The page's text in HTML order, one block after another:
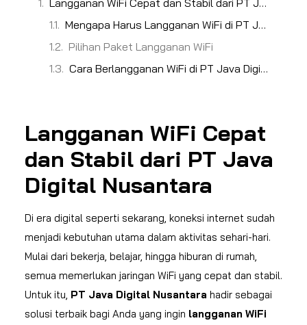
Mengapa Harus Langganan WiFi di PT Java Digital Nusantara?
Pilihan Paket Langganan WiFi
Cara Berlangganan WiFi di PT Java Digital Nusantara
Langganan WiFi Cepat
dan Stabil dari PT Java
Digital Nusantara
Di era digital seperti sekarang, koneksi internet sudah
menjadi kebutuhan utama dalam aktivitas sehari-hari.
Mulai dari bekerja, belajar, hingga hiburan di rumah,
semua memerlukan jaringan WiFi yang cepat dan stabil.
Untuk itu, PT Java Digital Nusantara hadir sebagai
solusi terbaik bagi Anda yang ingin langganan WiFi